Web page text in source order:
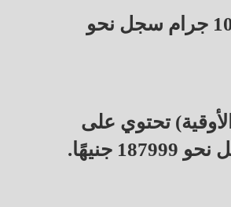
سبيكة الذهب 10 جرام سجل نحو
تحتوي على